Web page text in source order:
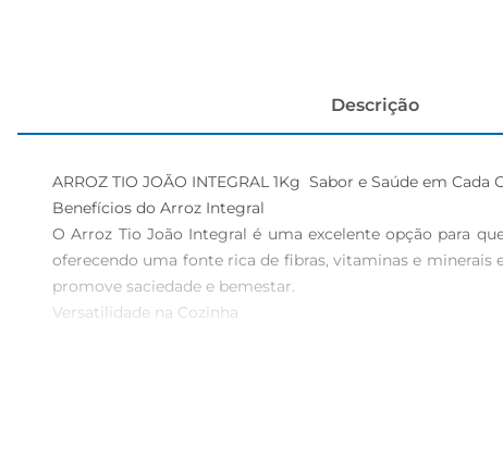
Descrição
ARROZ TIO JOÃO INTEGRAL 1Kg  Sabor e Saúde em Cada
Benefícios do Arroz Integral
O Arroz Tio João Integral é uma excelente opção para
oferecendo uma fonte rica de fibras, vitaminas e minerais
promove saciedade e bemestar.
Versatilidade na Cozinha
ou ser a base de saladas, o Arroz Tio João Integral se